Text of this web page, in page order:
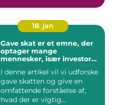
18. jan
Gave skat er et emne, der
optager mange
mennesker, især investorer
optimere deres
økonomiske strategier
I denne artikel vil vi udforske
gave skatten og give en
omfattende forståelse af,
hvad der er vigtig...